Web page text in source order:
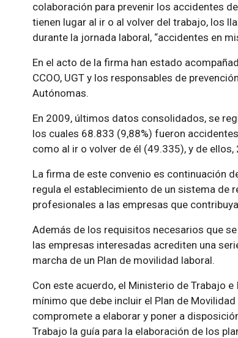
colaboración para prevenir los accidentes
tienen lugar al ir o al volver del trabajo, los
durante la jornada laboral, “accidentes en
En el acto de la firma han estado
CCOO, UGT y los responsables de
Autónomas.
En 2009, últimos datos consolidados, se
los cuales 68.833 (9,88%) fueron
como al ir o volver de él (49.335), y de
La firma de este convenio es continuación
regula el establecimiento de un sistema de
profesionales a las empresas que
Además de los requisitos necesarios que
las empresas interesadas acrediten una
marcha de un Plan de movilidad laboral.
Con este acuerdo, el Ministerio de Trabajo
mínimo que debe incluir el Plan de
compromete a elaborar y poner a
Trabajo la guía para la elaboración de los